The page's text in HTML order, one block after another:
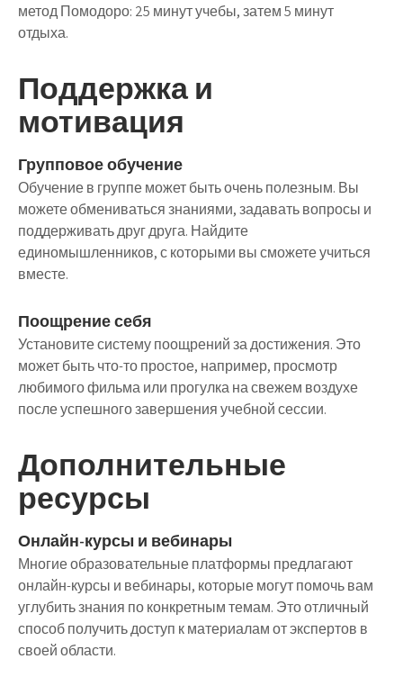
метод Помодоро: 25 минут учебы, затем 5 минут
отдыха.
Поддержка и
мотивация
Групповое обучение
Обучение в группе может быть очень полезным. Вы
можете обмениваться знаниями, задавать вопросы и
поддерживать друг друга. Найдите
единомышленников, с которыми вы сможете учиться
вместе.
Поощрение себя
Установите систему поощрений за достижения. Это
может быть что-то простое, например, просмотр
любимого фильма или прогулка на свежем воздухе
после успешного завершения учебной сессии.
Дополнительные
ресурсы
Онлайн-курсы и вебинары
Многие образовательные платформы предлагают
онлайн-курсы и вебинары, которые могут помочь вам
углубить знания по конкретным темам. Это отличный
способ получить доступ к материалам от экспертов в
своей области.